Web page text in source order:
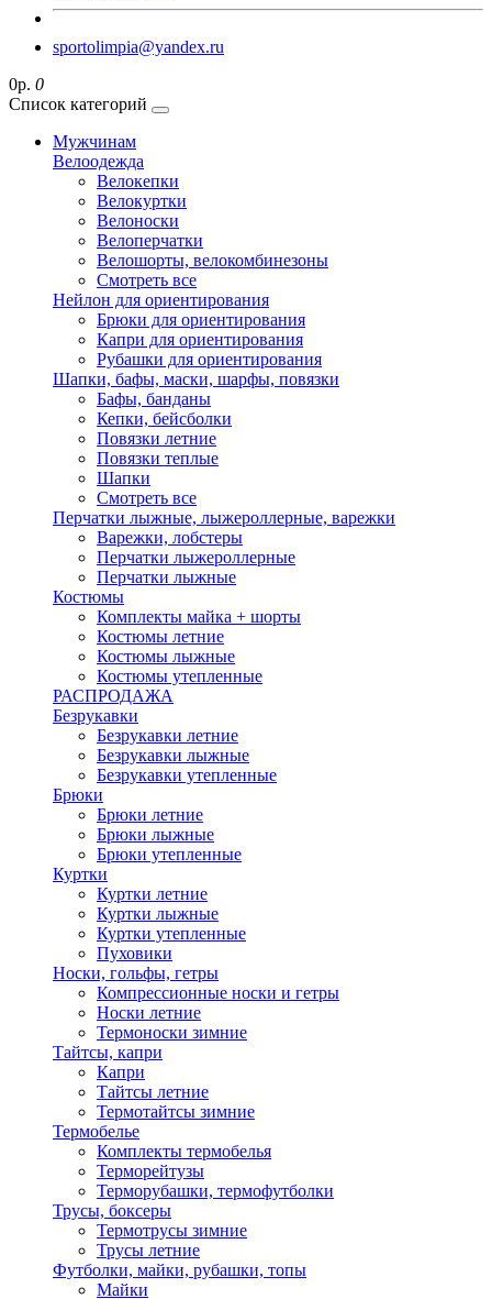
sportolimpia@yandex.ru
0р. 0
Список категорий
Мужчинам
Велоодежда
Велокепки
Велокуртки
Велоноски
Велоперчатки
Велошорты, велокомбинезоны
Смотреть все
Нейлон для ориентирования
Брюки для ориентирования
Капри для ориентирования
Рубашки для ориентирования
Шапки, бафы, маски, шарфы, повязки
Бафы, банданы
Кепки, бейсболки
Повязки летние
Повязки теплые
Шапки
Смотреть все
Перчатки лыжные, лыжероллерные, варежки
Варежки, лобстеры
Перчатки лыжероллерные
Перчатки лыжные
Костюмы
Комплекты майка + шорты
Костюмы летние
Костюмы лыжные
Костюмы утепленные
РАСПРОДАЖА
Безрукавки
Безрукавки летние
Безрукавки лыжные
Безрукавки утепленные
Брюки
Брюки летние
Брюки лыжные
Брюки утепленные
Куртки
Куртки летние
Куртки лыжные
Куртки утепленные
Пуховики
Носки, гольфы, гетры
Компрессионные носки и гетры
Носки летние
Термоноски зимние
Тайтсы, капри
Капри
Тайтсы летние
Термотайтсы зимние
Термобелье
Комплекты термобелья
Терморейтузы
Терморубашки, термофутболки
Трусы, боксеры
Термотрусы зимние
Трусы летние
Футболки, майки, рубашки, топы
Майки